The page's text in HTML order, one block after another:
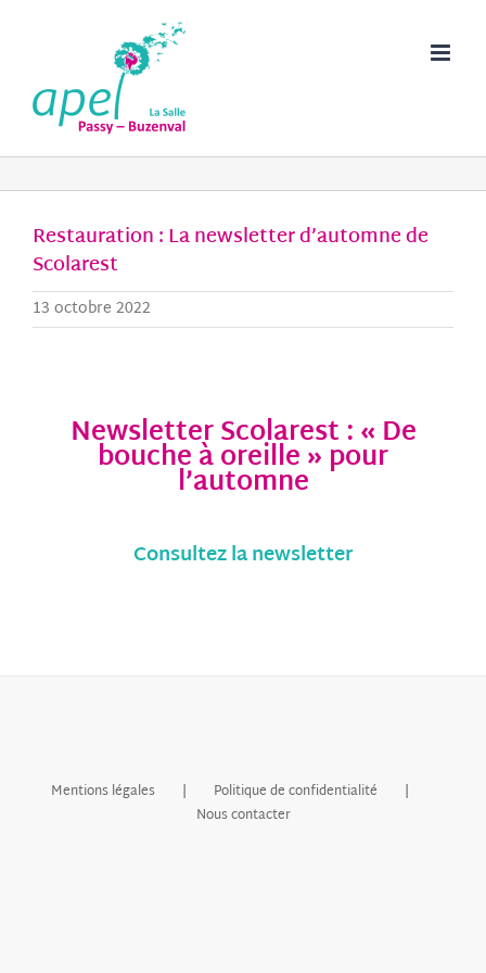
Restauration : La newsletter d’automne de
Scolarest
13 octobre 2022
Newsletter Scolarest : « De
bouche à oreille » pour
l’automne
Consultez la newsletter
Mentions légales
Politique de confidentialité
Nous contacter